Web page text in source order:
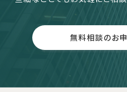
無料相談のお